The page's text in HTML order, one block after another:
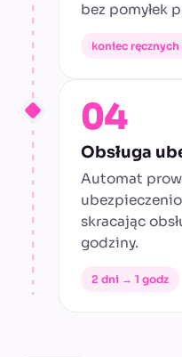
bez pomyłek
koniec ręcznych
04
Obsługa
Automat
skracając
godziny.
2 dni → 1 godz